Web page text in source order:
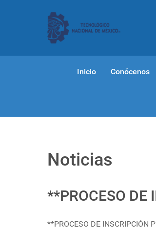
Inicio Conócenos
Noticias
**PROCESO DE
**PROCESO DE INSCRIPCIÓN